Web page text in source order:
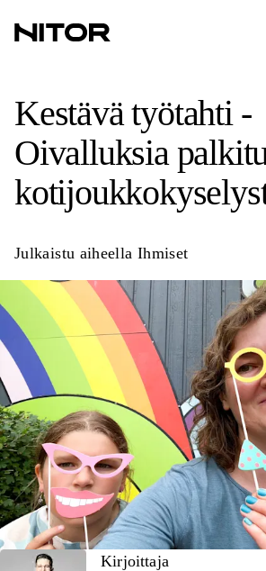
Kestävä työtahti -
Oivalluksia
Julkaistu aiheella Ihmiset
Kirjoittaja
Kirjoittaja